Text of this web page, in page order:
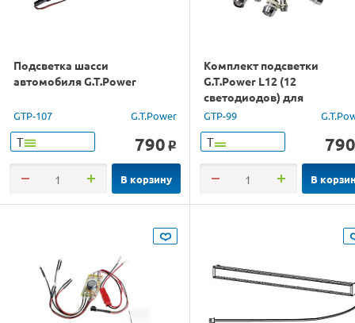
Подсветка шасси
автомобиля G.T.Power
GTP-107 G.T.Power
Т 790 o
В корзину
Комплект подсветки
G.T.Power L12 (12
светодиодов) для
радиоуправляемых
автомоделей
GTP-99
Т 790
В